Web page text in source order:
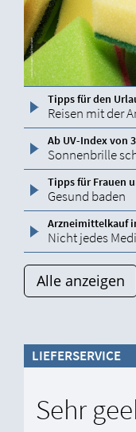
Tipps für den
Reisen mit der
Ab UV-Index von
Sonnenbrille
Tipps für Frauen
Gesund baden
Arzneimittelkauf
Nicht jedes
Alle anzeigen
LIEFERSERVICE
Sehr